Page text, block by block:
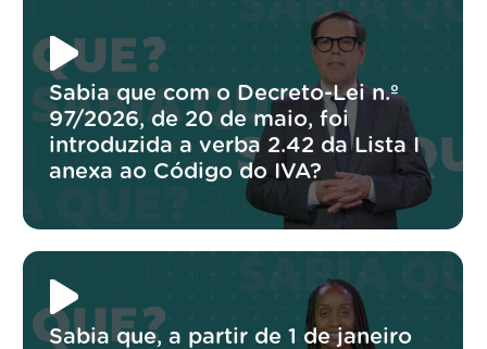
Sabia que com o Decreto-Lei n.º
97/2026, de 20 de maio, foi
introduzida a verba 2.42 da Lista I
anexa ao Código do IVA?
Sabia que, a partir de 1 de janeiro